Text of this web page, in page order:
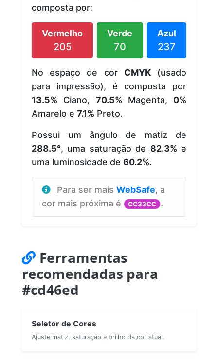
composta por:
Vermelho
205
Verde
70
Azul
237
No espaço de cor CMYK(usado
para impressão), é composta por
13.5% Ciano, 70.5% Magenta, 0%
Amarelo e 7.1% Preto.
Possui um ângulo de matiz de
288.5°, uma saturação de 82.3% e
uma luminosidade de 60.2%.
Para ser mais WebSafe, a
cor mais próxima é
CC33CC .
Ferramentas
recomendadas para
#cd46ed
Seletor de Cores
Ajuste matiz, saturação e brilho da cor atual.